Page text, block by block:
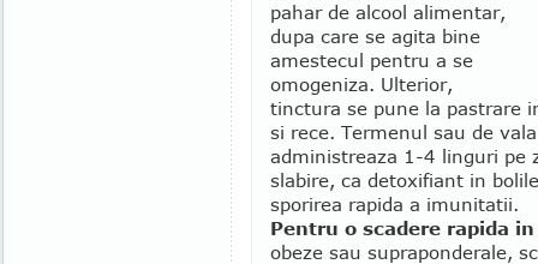
pahar de alcool alimentar,
dupa care se agita bine
amestecul pentru a se
omogeniza. Ulterior,
tinctura se pune la pastrare
si rece. Termenul sau de
administreaza 1-4 linguri pe
slabire, ca detoxifiant in
sporirea rapida a imunitatii.
Pentru o scadere rapida
obeze sau supraponderale,